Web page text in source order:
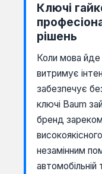
Ключі
рішень
Коли мова
витримує
забезпечує
ключі Baum
бренд
незамінним
автомобільній